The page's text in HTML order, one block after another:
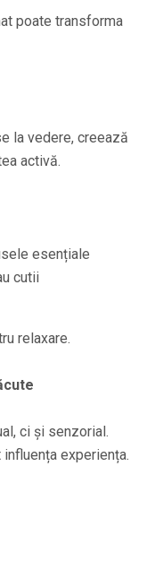
poate transforma
la vedere, creează
activă.
esențiale
cutii
relaxare.
ci și senzorial.
experiența.